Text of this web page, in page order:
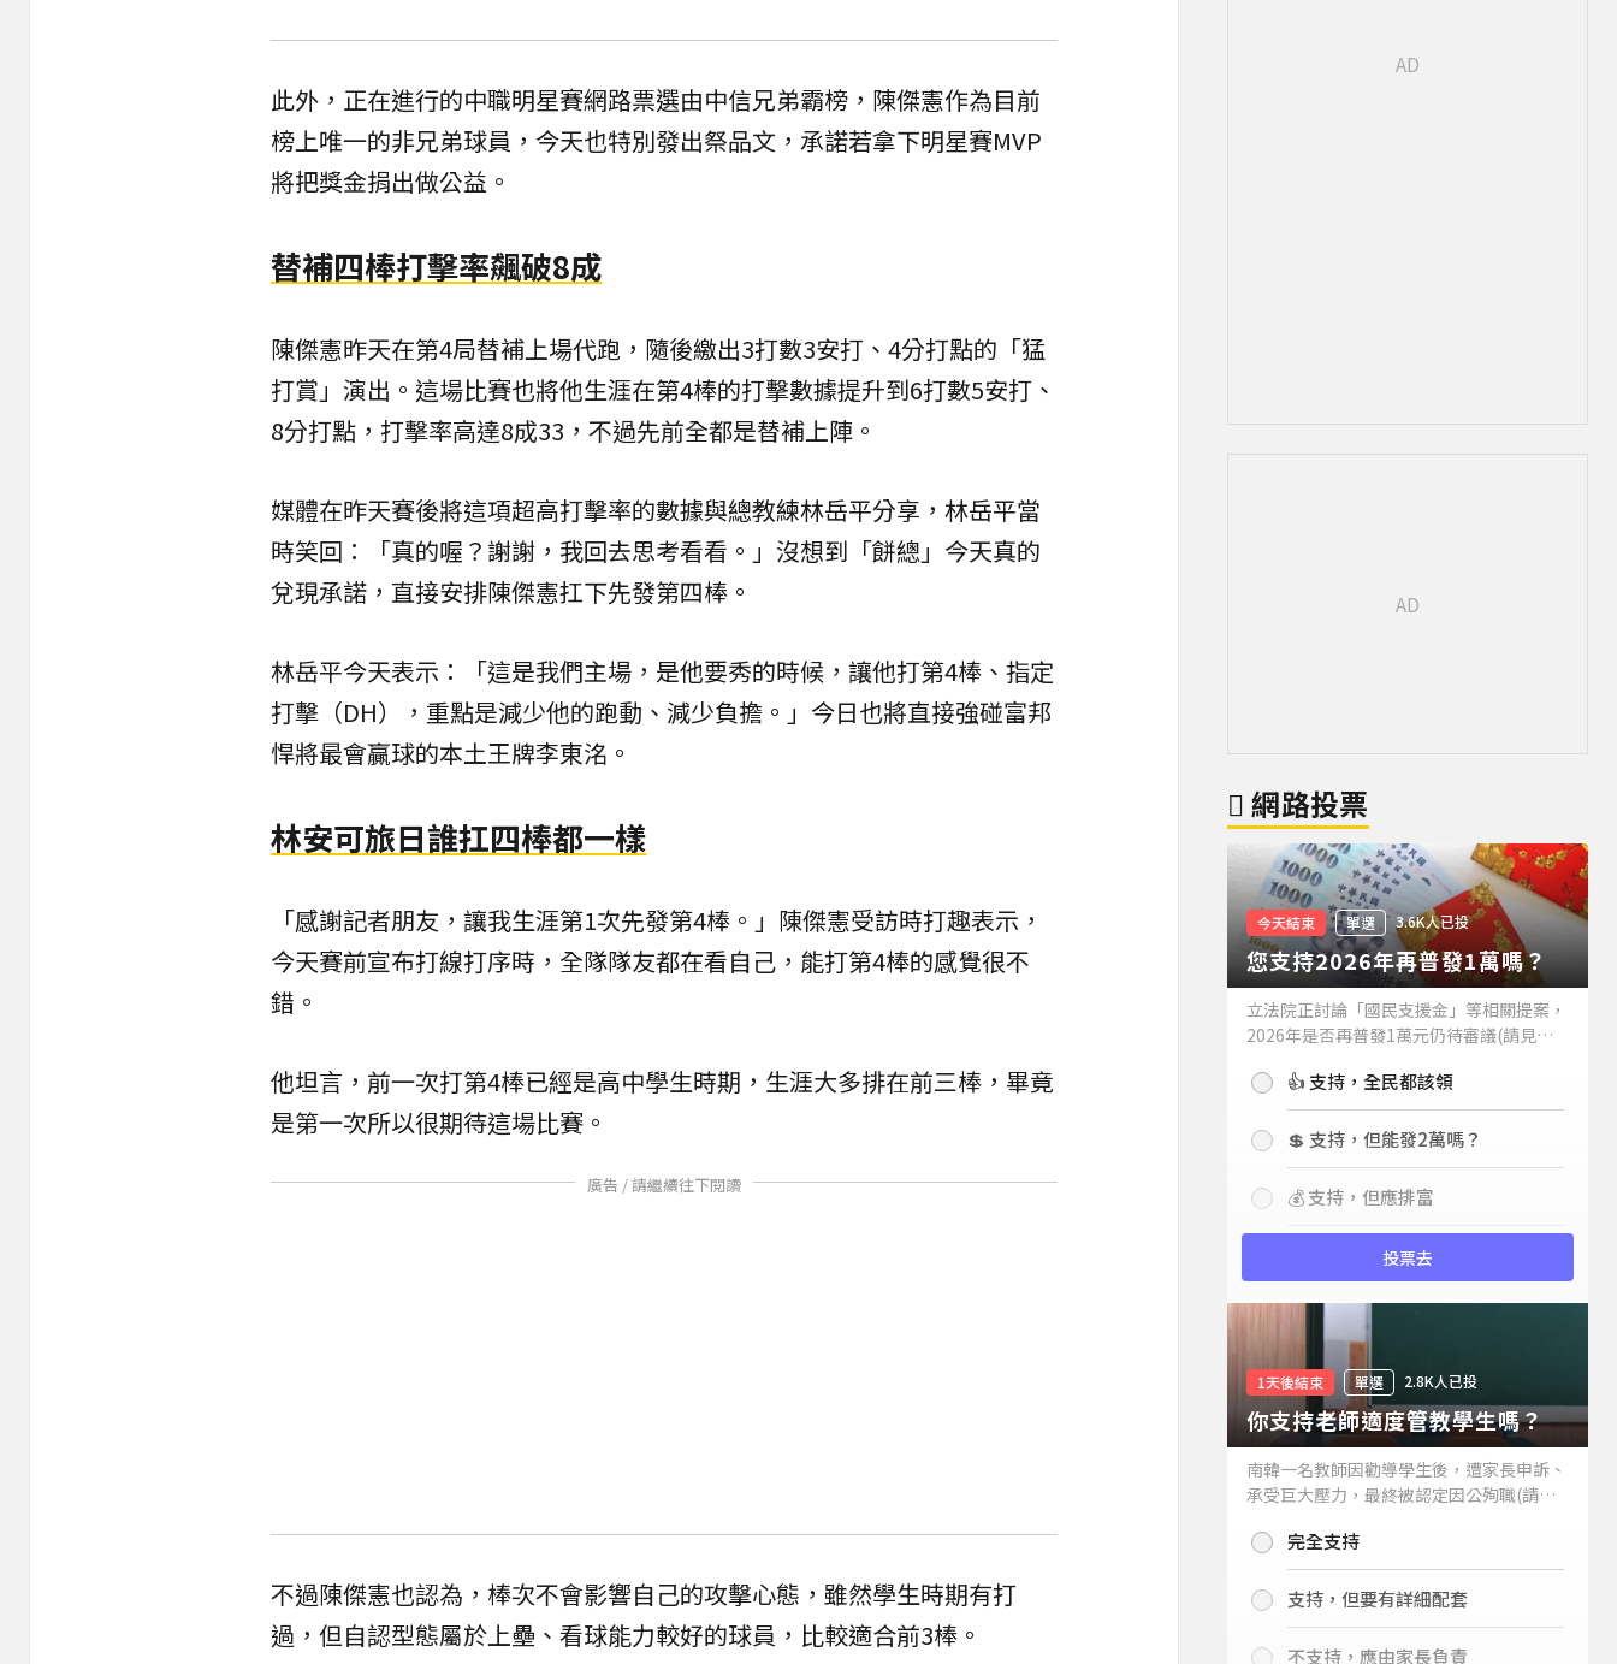
此外，正在進行的中職明星賽網路票選由中信兄弟霸榜，陳傑憲作為目前
榜上唯一的非兄弟球員，今天也特別發出祭品文，承諾若拿下明星賽MVP
將把獎金捐出做公益。
替補四棒打擊率飆破8成
陳傑憲昨天在第4局替補上場代跑，隨後繳出3打數3安打、4分打點的「猛
打賞」演出。這場比賽也將他生涯在第4棒的打擊數據提升到6打數5安打、
8分打點，打擊率高達8成33，不過先前全都是替補上陣。
媒體在昨天賽後將這項超高打擊率的數據與總教練林岳平分享，林岳平當
時笑回：「真的喔？謝謝，我回去思考看看。」沒想到「餅總」今天真的
兌現承諾，直接安排陳傑憲扛下先發第四棒。
林岳平今天表示：「這是我們主場，是他要秀的時候，讓他打第4棒、指定
打擊（DH），重點是減少他的跑動、減少負擔。」今日也將直接強碰富邦
悍將最會贏球的本土王牌李東洺。
林安可旅日誰扛四棒都一樣
「感謝記者朋友，讓我生涯第1次先發第4棒。」陳傑憲受訪時打趣表示，
今天賽前宣布打線打序時，全隊隊友都在看自己，能打第4棒的感覺很不
錯。
他坦言，前一次打第4棒已經是高中學生時期，生涯大多排在前三棒，畢竟
是第一次所以很期待這場比賽。
廣告 / 請繼續往下閱讀
不過陳傑憲也認為，棒次不會影響自己的攻擊心態，雖然學生時期有打
過，但自認型態屬於上壘、看球能力較好的球員，比較適合前3棒。
網路投票
今天結束 單選 3.6K人已投
您支持2026年再普發1萬嗎？
立法院正討論「國民支援金」等相關提案，
2026年是否再普發1萬元仍待審議(請見下
持嗎？👍 支持，全民都該領
💲 支持，但能發2萬嗎？
💰 支持，但應排富
投票去
1天後結束 單選 2.8K人已投
你支持老師適度管教學生嗎？
南韓一名教師因勸導學生後，遭家長申訴、
承受巨大壓力，最終被認定因公殉職(請見
你支持老師適度管教學生嗎？
完全支持
支持，但要有詳細配套
不支持，應由家長負責